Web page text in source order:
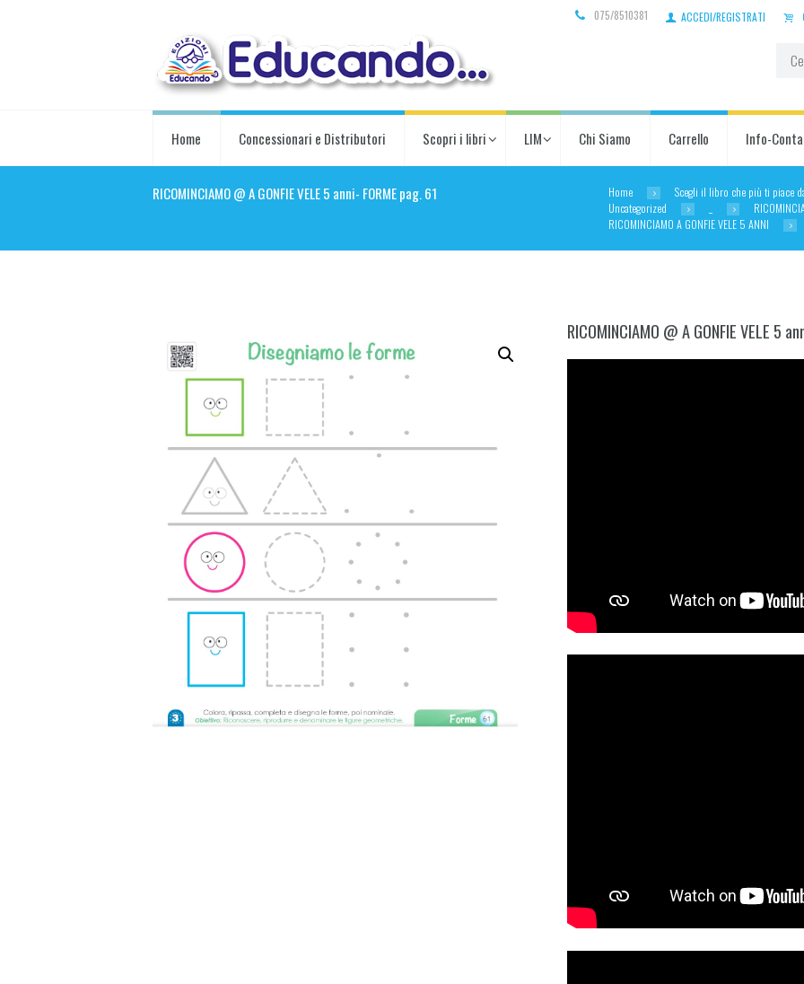
075/8510381 ACCEDI/REGISTRATI
Home Concessionari e Distributori Scopri i libri LIM Chi Siamo Carrello Info-
RICOMINCIAMO @ A GONFIE VELE 5 anni- FORME pag. 61 Home Scegli il libro che più ti piace
Uncategorized
RICOMINCIAMO A GONFIE VELE 5 ANNI
RICOMINCIAMO @ A GONFIE VELE 5